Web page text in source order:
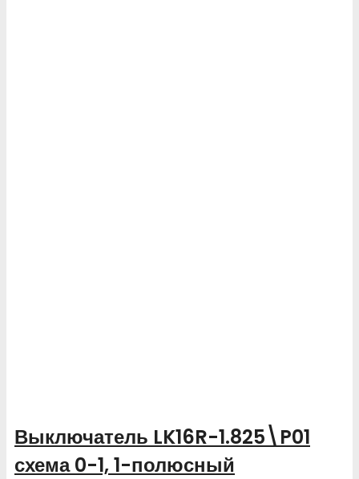
Выключатель LK16R-1.825\P01
схема 0-1, 1-полюсный